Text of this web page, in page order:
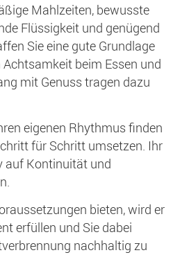
Mahlzeiten, bewusste
Flüssigkeit und genügend
Sie eine gute Grundlage
beim Essen und
mit Genuss tragen dazu
eigenen Rhythmus finden
für Schritt umsetzen. Ihr
auf Kontinuität und
bieten, wird er
erfüllen und Sie dabei
nachhaltig zu